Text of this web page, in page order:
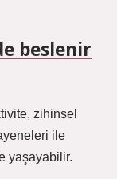
beslenir
zihinsel
ile
yaşayabilir.